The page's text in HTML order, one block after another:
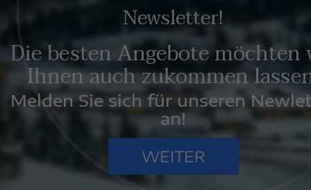
Newsletter!
Die besten Angebote möchten
Ihnen auch zukommen
Melden Sie sich für unseren
an!
WEITER